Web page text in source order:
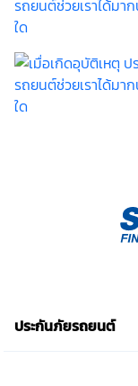
กรณีที่ข้าพเจ้
(เช่น ข้าพเจ้า
ลง หรือข้าพเ
อย่างได้ เป็น
ยินยอมดังก
ประกันเท่านั้
ประกันภัยรถยนต์